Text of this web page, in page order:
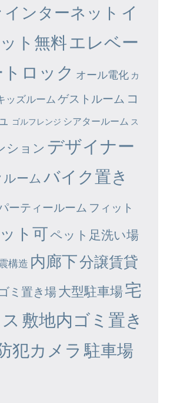
インターネット イ
ト無料エレベー
ロック オール電化 カ
ッズルーム ゲストルーム コ
ゴルフレンジ シアタールーム ス
ション デザイナー
ルーム バイク置き
ーティールーム フィット
ト可ペット足洗い場
構造 内廊下分譲賃貸
ミ置き場大型駐車場宅
敷地内ゴミ置き
犯カメラ 駐車場